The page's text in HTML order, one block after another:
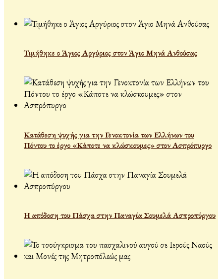
Τιμήθηκε ο Άγιος Αργύριος στον Άγιο Μηνά Ανθούσας
Κατάθεση ψυχής για την Γενοκτονία των Ελλήνων του
Πόντου το έργο «Κάποτε να κλώσκουμες» στον Ασπρόπυργο
Η απόδοση του Πάσχα στην Παναγία Σουμελά Ασπροπύργου